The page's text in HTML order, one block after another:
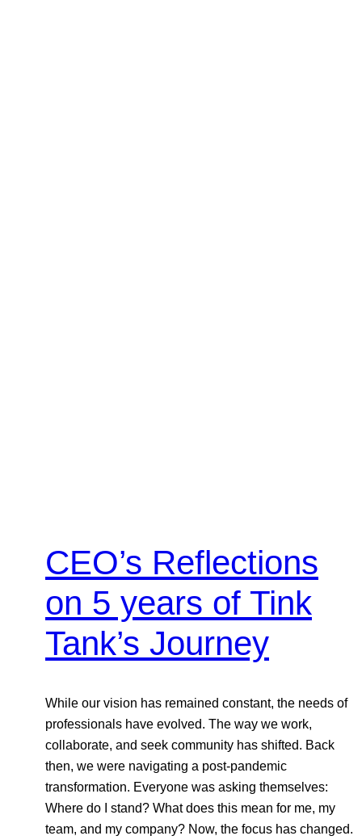
CEO’s Reflections
on 5 years of Tink
Tank’s Journey
While our vision has remained constant, the needs of
professionals have evolved. The way we work,
collaborate, and seek community has shifted. Back
then, we were navigating a post-pandemic
transformation. Everyone was asking themselves:
Where do I stand? What does this mean for me, my
team, and my company? Now, the focus has changed.